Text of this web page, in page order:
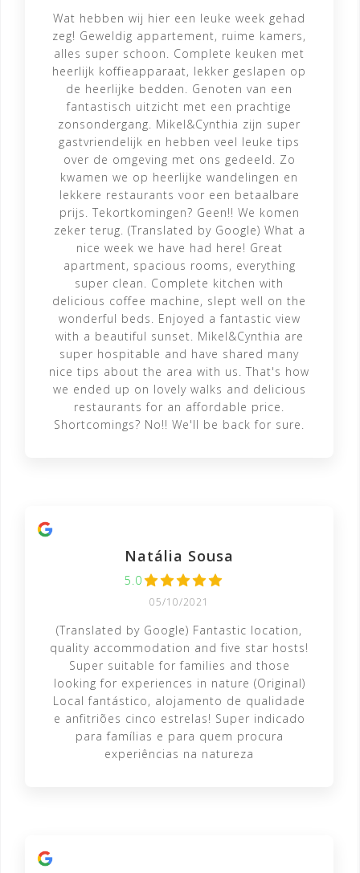
Wat hebben wij hier een leuke week gehad
zeg! Geweldig appartement, ruime kamers,
alles super schoon. Complete keuken met
heerlijk koffieapparaat, lekker geslapen op
de heerlijke bedden. Genoten van een
fantastisch uitzicht met een prachtige
zonsondergang. Mikel&Cynthia zijn super
gastvriendelijk en hebben veel leuke tips
over de omgeving met ons gedeeld. Zo
kwamen we op heerlijke wandelingen en
lekkere restaurants voor een betaalbare
prijs. Tekortkomingen? Geen!! We komen
zeker terug. (Translated by Google) What a
nice week we have had here! Great
apartment, spacious rooms, everything
super clean. Complete kitchen with
delicious coffee machine, slept well on the
wonderful beds. Enjoyed a fantastic view
with a beautiful sunset. Mikel&Cynthia are
super hospitable and have shared many
nice tips about the area with us. That's how
we ended up on lovely walks and delicious
restaurants for an affordable price.
Shortcomings? No!! We'll be back for sure.
Natália Sousa
5.0
05/10/2021
(Translated by Google) Fantastic location,
quality accommodation and five star hosts!
Super suitable for families and those
looking for experiences in nature (Original)
Local fantástico, alojamento de qualidade
e anfitriões cinco estrelas! Super indicado
para famílias e para quem procura
experiências na natureza